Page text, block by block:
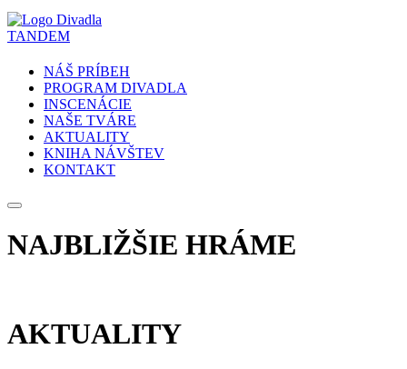
NÁŠ PRÍBEH
PROGRAM DIVADLA
INSCENÁCIE
NAŠE TVÁRE
AKTUALITY
KNIHA NÁVŠTEV
KONTAKT
NAJBLIŽŠIE HRÁME
AKTUALITY